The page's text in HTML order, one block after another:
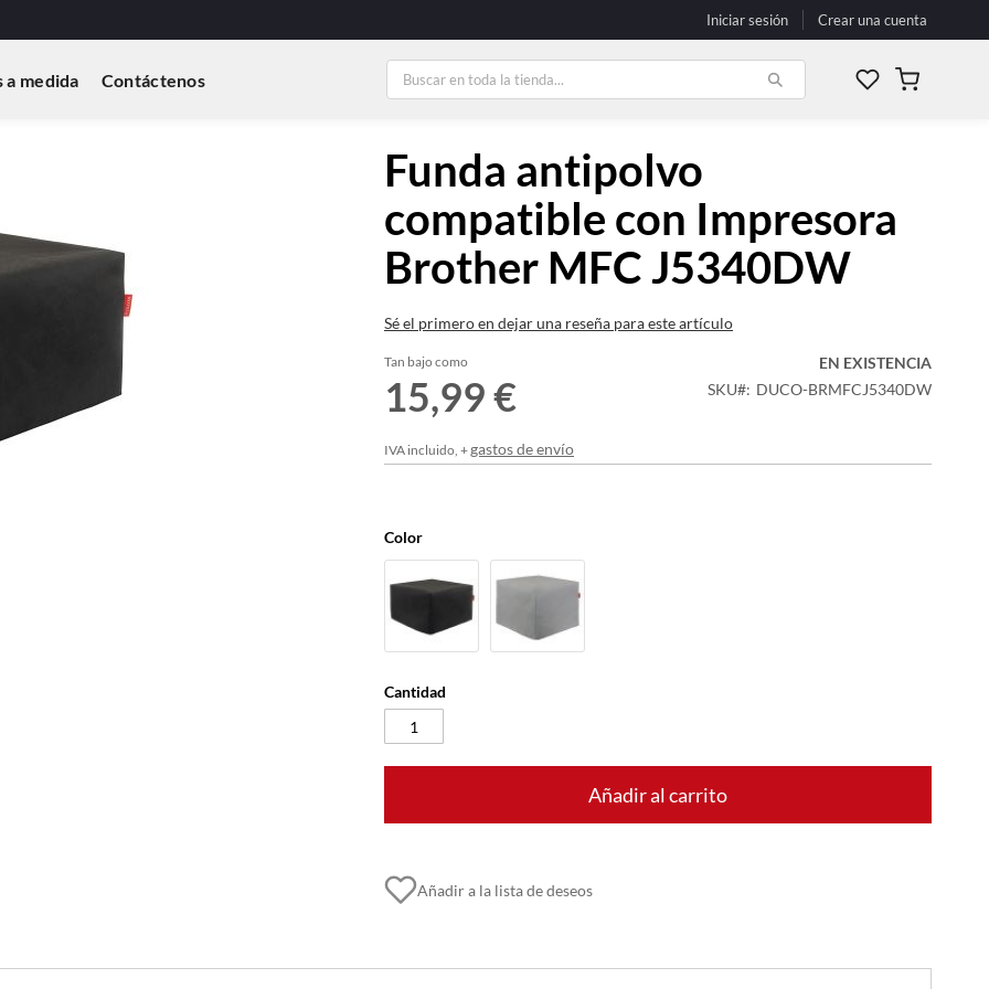
Iniciar sesión Crear una cuenta
a medida Contáctenos Mi carrito
Funda antipolvo
compatible con Impresora
Brother MFC J5340DW
Sé el primero en dejar una reseña para este artículo
Tan bajo como
15,99 €
EN EXISTENCIA
SKU
DUCO-BRMFCJ5340DW
IVA incluido, +gastos de envío
Color
Cantidad
Añadir al carrito
Añadir a la lista de deseos